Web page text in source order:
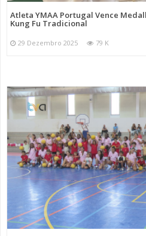
Atleta YMAA Portugal Vence
Kung Fu Tradicional
29 Dezembro 2025 79 K